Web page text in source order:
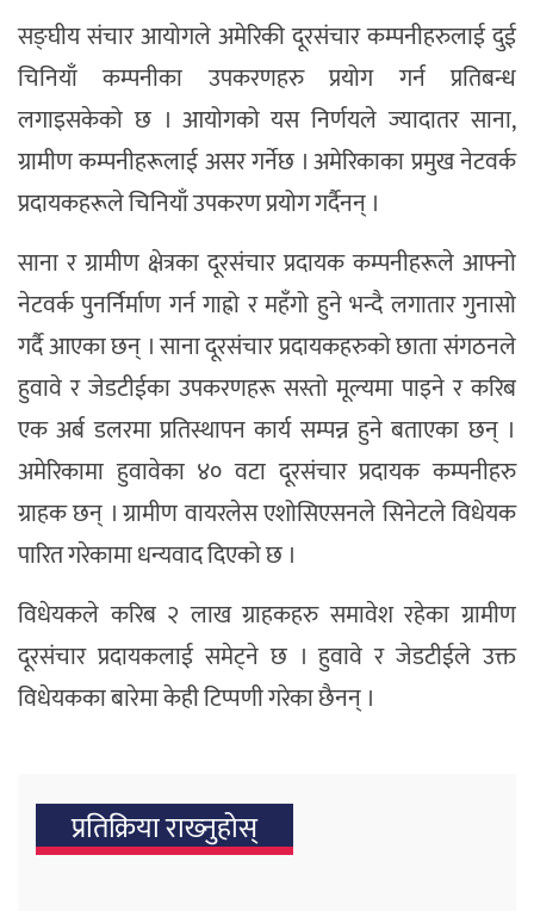
सङ्घीय संचार आयोगले अमेरिकी दूरसंचार कम्पनीहरुलाई दुई
चिनियाँ कम्पनीका उपकरणहरु प्रयोग गर्न प्रतिबन्ध
लगाइसकेको छ । आयोगको यस निर्णयले ज्यादातर साना,
ग्रामीण कम्पनीहरूलाई असर गर्नेछ । अमेरिकाका प्रमुख नेटवर्क
प्रदायकहरूले चिनियाँ उपकरण प्रयोग गर्दैनन् ।
साना र ग्रामीण क्षेत्रका दूरसंचार प्रदायक कम्पनीहरूले आफ्नो
नेटवर्क पुनर्निर्माण गर्न गाह्रो र महँगो हुने भन्दै लगातार गुनासो
गर्दै आएका छन् । साना दूरसंचार प्रदायकहरुको छाता संगठनले
हुवावे र जेडटीईका उपकरणहरू सस्तो मूल्यमा पाइने र करिब
एक अर्ब डलरमा प्रतिस्थापन कार्य सम्पन्न हुने बताएका छन् ।
अमेरिकामा हुवावेका ४० वटा दूरसंचार प्रदायक कम्पनीहरु
ग्राहक छन् । ग्रामीण वायरलेस एशोसिएसनले सिनेटले विधेयक
पारित गरेकामा धन्यवाद दिएको छ ।
विधेयकले करिब २ लाख ग्राहकहरु समावेश रहेका ग्रामीण
दूरसंचार प्रदायकलाई समेट्ने छ । हुवावे र जेडटीईले उक्त
विधेयकका बारेमा केही टिप्पणी गरेका छैनन् ।
प्रतिक्रिया राख्‍नुहोस्